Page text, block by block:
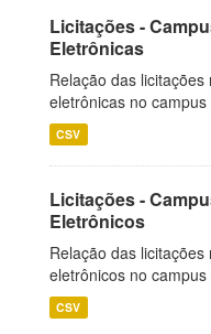
Licitações -
Eletrônicas
Relação das
eletrônicas no
CSV
Licitações -
Eletrônicos
Relação das
eletrônicos no
CSV